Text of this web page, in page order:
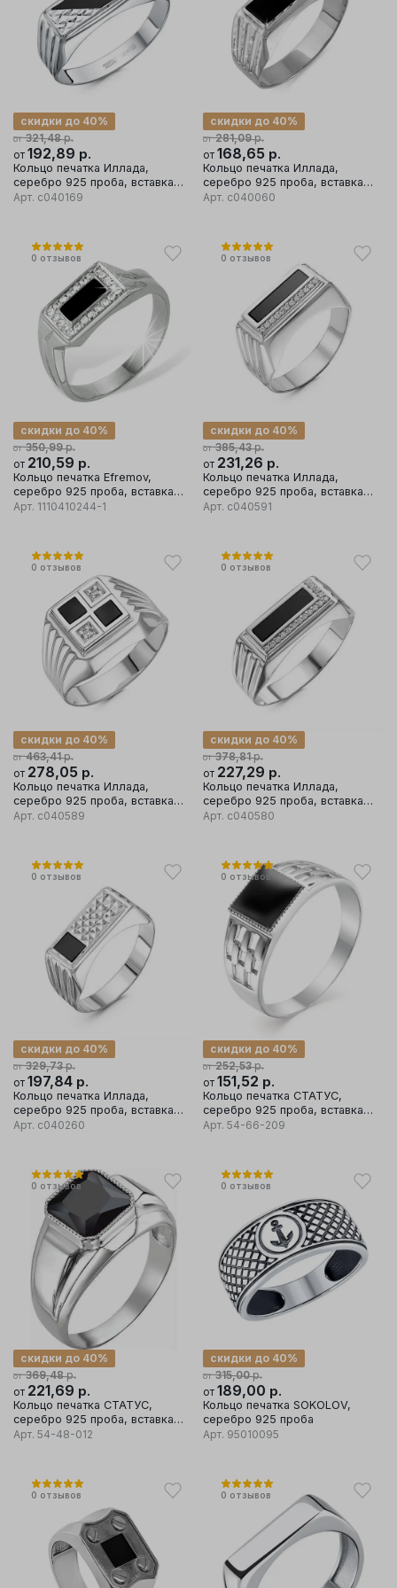
от 321,48р.
скидки до 40%
от 192,89 р.
Кольцо печатка Иллада,
серебро 925 проба, вставка
фианит
Арт. с040169
от 281,09р.
скидки до 40%
от 168,65 р.
Кольцо печатка Иллада,
серебро 925 проба, вставка
фианит
Арт. с040060
0 отзывов
от 350,99р.
скидки до 40%
от 210,59 р.
Кольцо печатка Efremov,
серебро 925 проба, вставка
фианит
Арт. 1110410244-1
0 отзывов
от 385,43р.
скидки до 40%
от 231,26 р.
Кольцо печатка Иллада,
серебро 925 проба, вставка
фианит
Арт. с040591
0 отзывов
от 463,41р.
скидки до 40%
от 278,05 р.
Кольцо печатка Иллада,
серебро 925 проба, вставка
фианит
Арт. с040589
0 отзывов
от 378,81р.
скидки до 40%
от 227,29 р.
Кольцо печатка Иллада,
серебро 925 проба, вставка
фианит
Арт. с040580
0 отзывов
от 329,73р.
скидки до 40%
от 197,84 р.
Кольцо печатка Иллада,
серебро 925 проба, вставка
фианит
Арт. с040260
0 отзывов
от 252,53р.
скидки до 40%
от 151,52 р.
Кольцо печатка СТАТУС,
серебро 925 проба, вставка
агат
Арт. 54-66-209
0 отзывов
от 369,48р.
скидки до 40%
от 221,69 р.
Кольцо печатка СТАТУС,
серебро 925 проба, вставка
шпинель
Арт. 54-48-012
0 отзывов
от 315,00р.
скидки до 40%
от 189,00 р.
Кольцо печатка SOKOLOV,
серебро 925 проба
Арт. 95010095
0 отзывов 0 отзывов